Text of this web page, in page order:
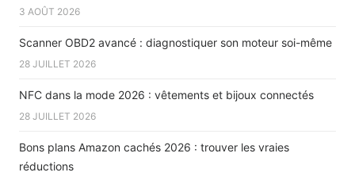
3 AOÛT 2026
Scanner OBD2 avancé : diagnostiquer son moteur soi-même
28 JUILLET 2026
NFC dans la mode 2026 : vêtements et bijoux connectés
28 JUILLET 2026
Bons plans Amazon cachés 2026 : trouver les vraies
réductions